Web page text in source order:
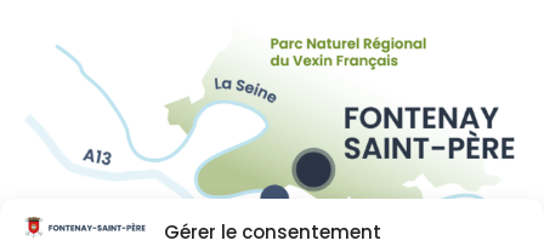
Gérer le consentement